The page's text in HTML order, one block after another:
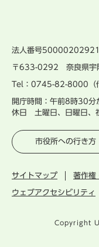
法人番号
〒633-0292 奈良県宇
Tel：0745-82-8000
開庁時間：午前8時30
休日 土曜日、日曜日、
市役所への行き方
サイトマップ 著作権
ウェブアクセシビリティ
Copyright